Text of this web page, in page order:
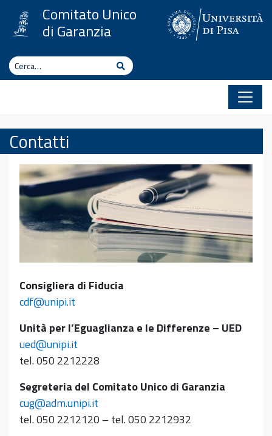
Vai al contenutoComitato Unico
di Garanzia
Cerca Cerca
Contatti
Consigliera di Fiducia
cdf@unipi.it
Unità per l’Eguaglianza e le Differenze – UED
ued@unipi.it
tel. 050 2212228
Segreteria del Comitato Unico di Garanzia
cug@adm.unipi.it
tel. 050 2212120 – tel. 050 2212932